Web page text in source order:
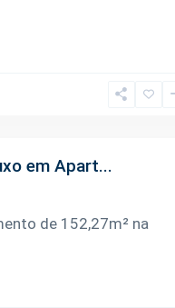
em Apart...
de 152,27m² na